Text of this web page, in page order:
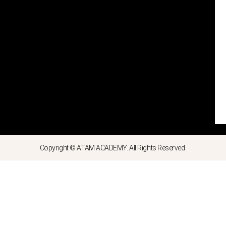
Copyright © ATAM ACADEMY. All Rights Reserved.